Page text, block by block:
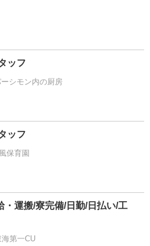
ッフ
シモン内の厨房
ッフ
保育園
運搬/寮完備/日勤/日払い/工
第一CU